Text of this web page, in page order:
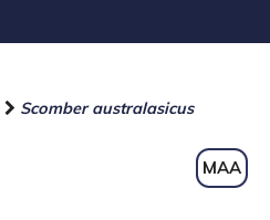
Scomber australasicus
MAA